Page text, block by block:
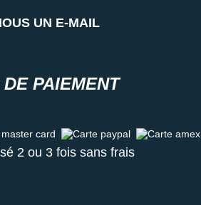
UN E-MAIL
PAIEMENT
card Carte paypal Carte amex
2 ou 3 fois sans frais